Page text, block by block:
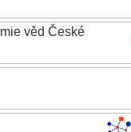
věd České